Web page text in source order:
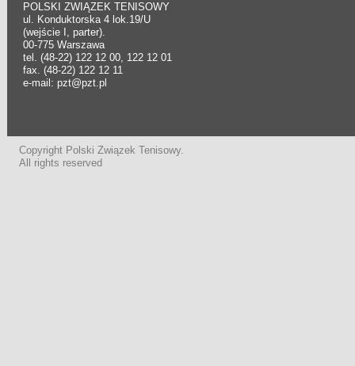
POLSKI ZWIĄZEK TENISOWY
ul. Konduktorska 4 lok.19/U
(wejście I, parter).
00-775 Warszawa
tel. (48-22) 122 12 00, 122 12 01
fax. (48-22) 122 12 11
e-mail: pzt@pzt.pl
Copyright Polski Związek Tenisowy.
All rights reserved